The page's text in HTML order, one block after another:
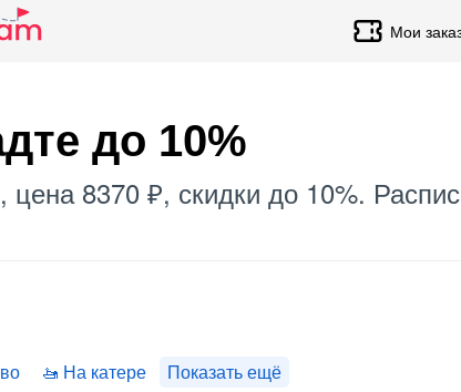
Мои
до 10%
цена 8370 ₽, скидки до 10%.
На катере Показать ещё